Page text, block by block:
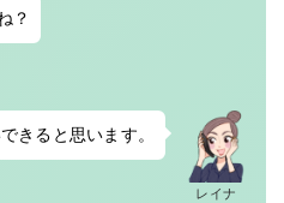
？
レイナ
きると思います。